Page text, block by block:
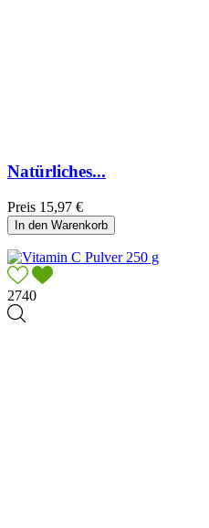
Natürliches...
Preis 15,97 €
In den Warenkorb
2740